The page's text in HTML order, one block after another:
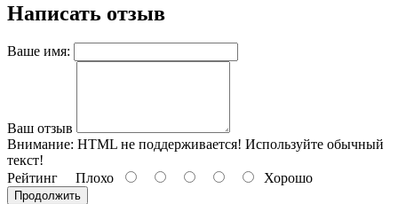
Написать отзыв
Ваше имя:
Ваш отзыв
Внимание: HTML не поддерживается! Используйте обычный
текст!
Рейтинг Плохо Хорошо
Продолжить